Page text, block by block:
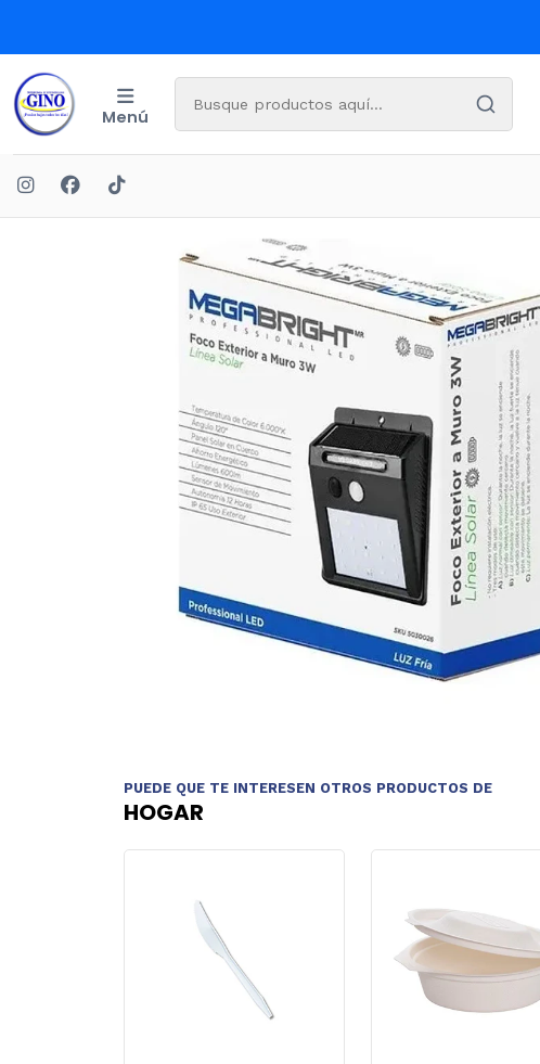
Menú
PUEDE QUE TE INTERESEN OTROS PRODUCTOS DE
HOGAR